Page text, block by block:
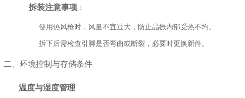
拆装注意事项 ：
使用热风枪时，风量不宜过大，防止晶振内部受热不均。
拆下后需检查引脚是否弯曲或断裂，必要时更换新件。
二、环境控制与存储条件
温度与湿度管理